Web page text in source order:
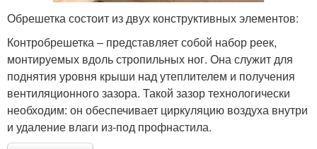
Обрешетка состоит из двух конструктивных элементов:
Контробрешетка – представляет собой набор реек,
монтируемых вдоль стропильных ног. Она служит для
поднятия уровня крыши над утеплителем и получения
вентиляционного зазора. Такой зазор технологически
необходим: он обеспечивает циркуляцию воздуха внутри
и удаление влаги из-под профнастила.